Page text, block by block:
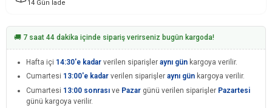
14 Gün İade
🚚 7 saat 44 dakika içinde sipariş verirseniz bugün kargoda!
Hafta içi 14:30'e kadar verilen siparişleraynı gün kargoya verilir.
Cumartesi 13:00'e kadar verilen siparişleraynı gün kargoya verilir.
Cumartesi 13:00 sonrası ve Pazar günü verilen siparişler Pazartesi
günü kargoya verilir.